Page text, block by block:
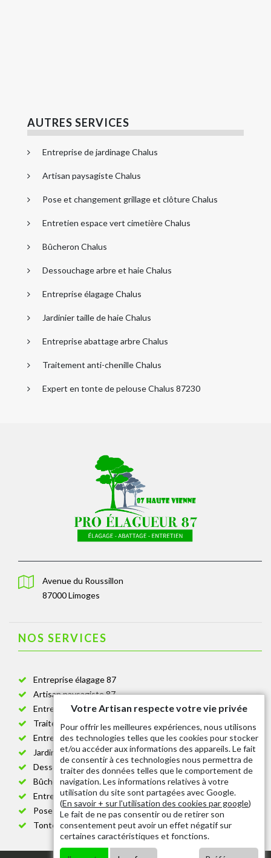
AUTRES SERVICES
Entreprise de jardinage Chalus
Artisan paysagiste Chalus
Pose et changement grillage et clôture Chalus
Entretien espace vert cimetière Chalus
Bûcheron Chalus
Dessouchage arbre et haie Chalus
Entreprise élagage Chalus
Jardinier taille de haie Chalus
Entreprise abattage arbre Chalus
Traitement anti-chenille Chalus
Expert en tonte de pelouse Chalus 87230
Avenue du Roussillon
87000 Limoges
NOS SERVICES
Entreprise élagage 87
Artisan paysagiste 87
Entreprise de jardinage 87
Traitement anti-chenille 87
Entreprise abattage arbre 87
Jardinier taille de haie 87
Dessouchage arbre et haie 87
Bûcheron 87
Entretien espace vert cimetière 87
Pose et changement grillage et clôture 87
Tonte de pelouse 87
Votre Artisan respecte votre vie privée
Pour offrir les meilleures expériences, nous utilisons
des technologies telles que les cookies pour stocker
et/ou accéder aux informations des appareils. Le fait
de consentir à ces technologies nous permettra de
traiter des données telles que le comportement de
navigation. Les informations relatives à votre
utilisation du site sont partagées avec Google.
(En savoir + sur l'utilisation des cookies par google)
Le fait de ne pas consentir ou de retirer son
consentement peut avoir un effet négatif sur
certaines caractéristiques et fonctions.